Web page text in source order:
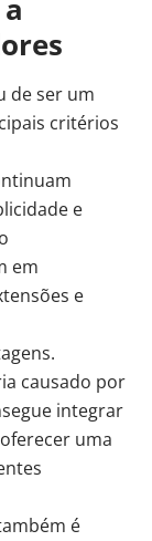
de ser um
critérios
e
em
e
causado por
integrar
uma
é